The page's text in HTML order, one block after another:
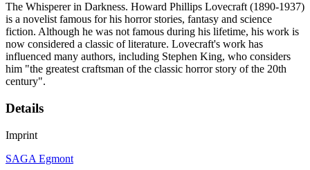
The Whisperer in Darkness. Howard Phillips Lovecraft (1890-1937)
is a novelist famous for his horror stories, fantasy and science
fiction. Although he was not famous during his lifetime, his work is
now considered a classic of literature. Lovecraft's work has
influenced many authors, including Stephen King, who considers
him "the greatest craftsman of the classic horror story of the 20th
century".
Details
Imprint
SAGA Egmont